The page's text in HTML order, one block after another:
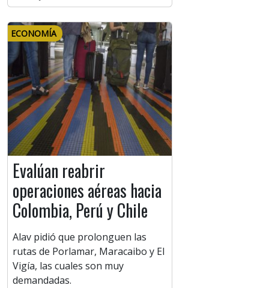
ECONOMÍA
Evalúan reabrir
operaciones aéreas hacia
Colombia, Perú y Chile
Alav pidió que prolonguen las
rutas de Porlamar, Maracaibo y El
Vigía, las cuales son muy
demandadas.